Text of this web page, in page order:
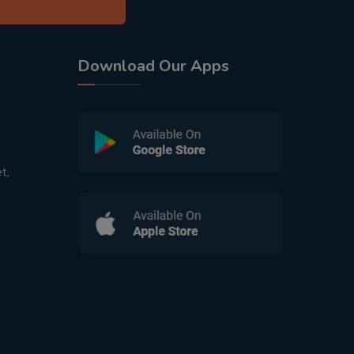
Download Our Apps